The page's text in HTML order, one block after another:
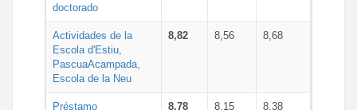
doctorado
Actividades de la
Escola d'Estiu,
PascuaAcampada,
Escola de la Neu
8,82 8,56 8,68
Préstamo
8,78 8,15 8,38